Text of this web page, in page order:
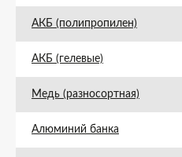
АКБ (полипропилен)
АКБ (гелевые)
Медь (разносортная)
Алюминий банка